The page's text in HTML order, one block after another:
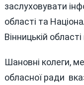
заслуховувати
області та
Вінницькій
Шановні колеги,
обласної ради